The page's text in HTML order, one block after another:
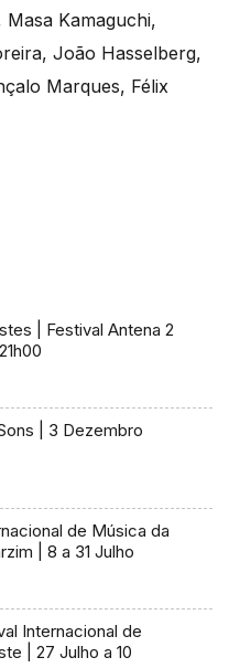
Kamaguchi,
João Hasselberg,
Marques, Félix
| Festival Antena 2
| 3 Dezembro
de Música da
| 8 a 31 Julho
Internacional de
| 27 Julho a 10